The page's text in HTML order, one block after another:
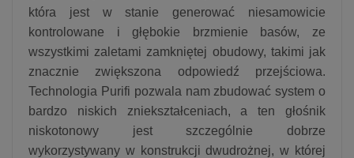
która jest w stanie generować niesamowicie
kontrolowane i głębokie brzmienie basów, ze
wszystkimi zaletami zamkniętej obudowy, takimi jak
znacznie zwiększona odpowiedź przejściowa.
Technologia Purifi pozwala nam zbudować system o
bardzo niskich zniekształceniach, a ten głośnik
niskotonowy jest szczególnie dobrze
wykorzystywany w konstrukcji dwudrożnej, w której